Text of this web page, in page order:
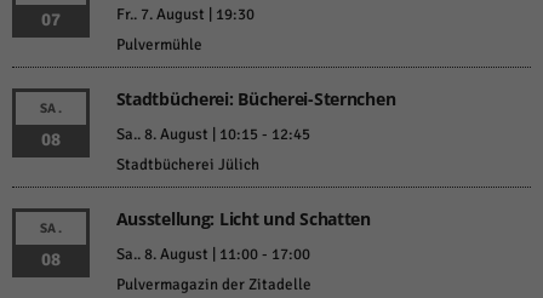
07
Fr.. 7. August | 19:30
Pulvermühle
SA.
08
Stadtbücherei: Bücherei-Sternchen
Sa.. 8. August | 10:15 - 12:45
Stadtbücherei Jülich
SA.
08
Ausstellung: Licht und Schatten
Sa.. 8. August | 11:00- 17:00
Pulvermagazin der Zitadelle